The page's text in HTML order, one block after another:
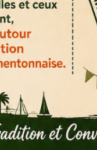
RDS
À Menton,
nouvelle
parler les